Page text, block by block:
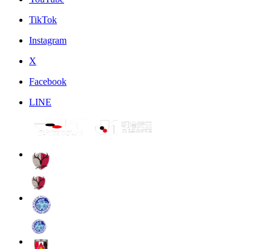
TikTok
Instagram
X
Facebook
LINE